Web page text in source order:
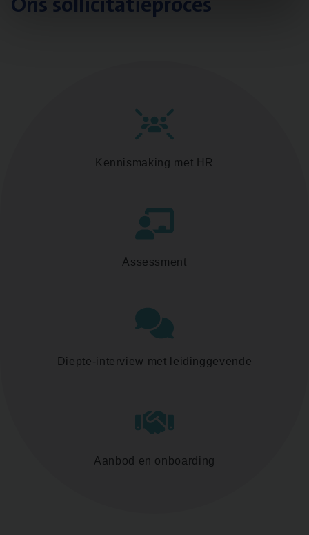
Kennismaking met HR
Assessment
Diepte-interview met leidinggevende
Aanbod en onboarding